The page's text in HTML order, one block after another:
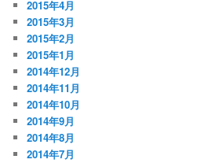
2015年4月
2015年3月
2015年2月
2015年1月
2014年12月
2014年11月
2014年10月
2014年9月
2014年8月
2014年7月